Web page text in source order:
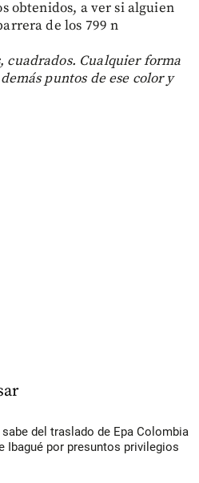
obtenidos, a ver si alguien
de los 799 n
cuadrados. Cualquier forma
puntos de ese color y
del traslado de Epa Colombia
Ibagué por presuntos privilegios